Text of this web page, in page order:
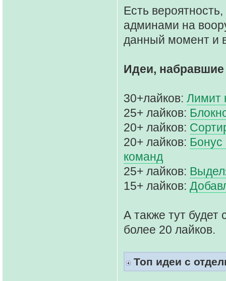
Есть
админами на
данный момент и
Идеи,
30+лайков: Лимит
25+ лайков:
20+ лайков:
20+ лайков: Бонус
команд
25+ лайков:
15+ лайков:
А также тут
более 20 лайков.
Топ идеи с